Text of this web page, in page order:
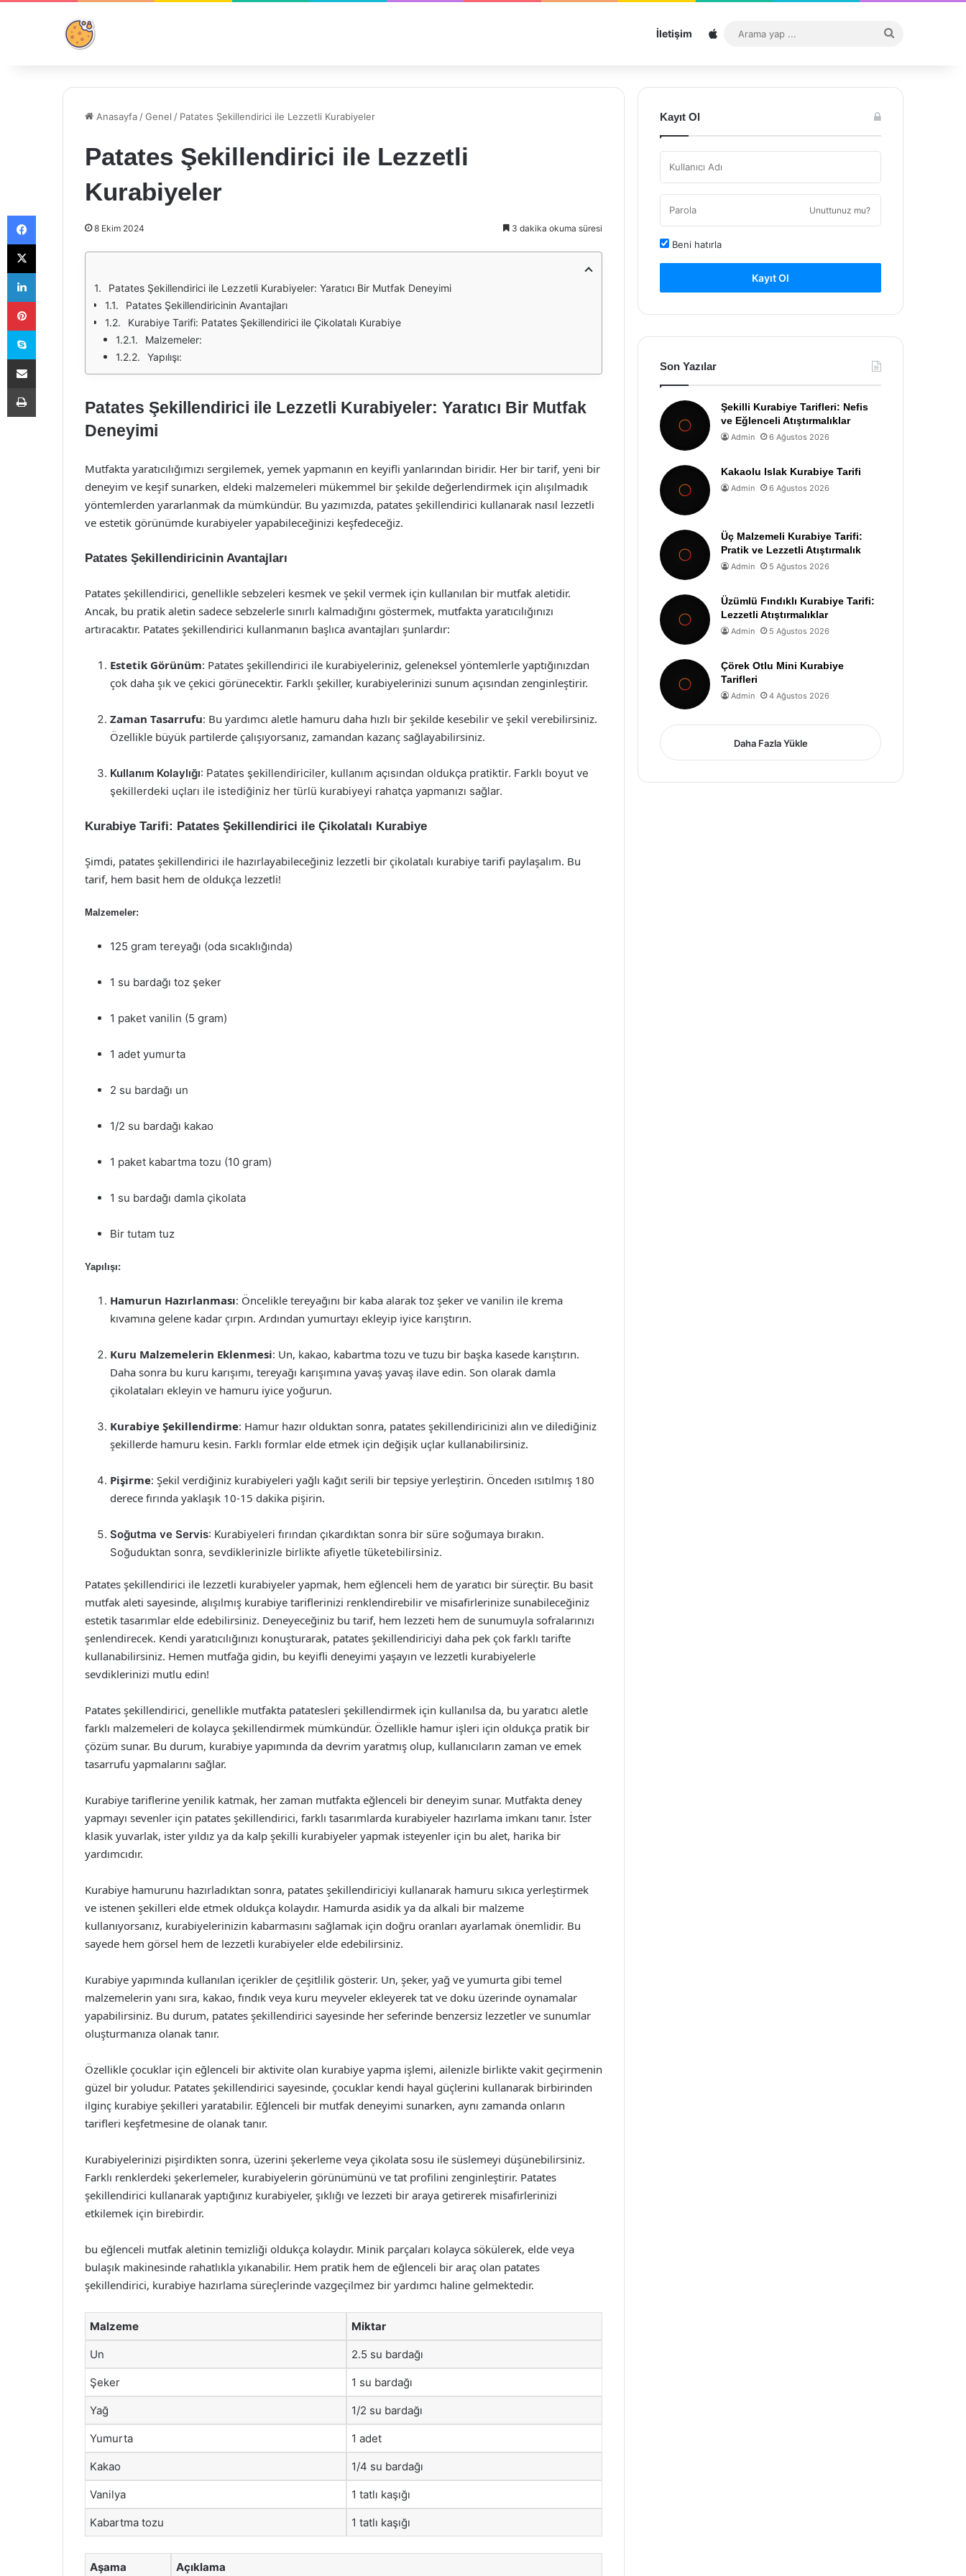
İletişim Sitemap
...
Anasayfa /Genel / Patates Şekillendirici ile Lezzetli Kurabiyeler
Patates Şekillendirici ile Lezzetli
Kurabiyeler
8 Ekim 2024 3 dakika okuma süresi
Patates Şekillendirici ile Lezzetli Kurabiyeler: Yaratıcı Bir Mutfak Deneyimi
Patates Şekillendiricinin Avantajları
Kurabiye Tarifi: Patates Şekillendirici ile Çikolatalı Kurabiye
Malzemeler:
Yapılışı:
Patates Şekillendirici ile Lezzetli Kurabiyeler: Yaratıcı Bir Mutfak
Deneyimi
Mutfakta yaratıcılığımızı sergilemek, yemek yapmanın en keyifli yanlarından biridir. Her bir tarif, yeni bir
deneyim ve keşif sunarken, eldeki malzemeleri mükemmel bir şekilde değerlendirmek için alışılmadık
yöntemlerden yararlanmak da mümkündür. Bu yazımızda, patates şekillendirici kullanarak nasıl lezzetli
ve estetik görünümde kurabiyeler yapabileceğinizi keşfedeceğiz.
Patates Şekillendiricinin Avantajları
Patates şekillendirici, genellikle sebzeleri kesmek ve şekil vermek için kullanılan bir mutfak aletidir.
Ancak, bu pratik aletin sadece sebzelerle sınırlı kalmadığını göstermek, mutfakta yaratıcılığınızı
artıracaktır. Patates şekillendirici kullanmanın başlıca avantajları şunlardır:
Estetik Görünüm: Patates şekillendirici ile kurabiyeleriniz, geleneksel yöntemlerle yaptığınızdan
çok daha şık ve çekici görünecektir. Farklı şekiller, kurabiyelerinizi sunum açısından zenginleştirir.
Zaman Tasarrufu: Bu yardımcı aletle hamuru daha hızlı bir şekilde kesebilir ve şekil verebilirsiniz.
Özellikle büyük partilerde çalışıyorsanız, zamandan kazanç sağlayabilirsiniz.
Kullanım Kolaylığı: Patates şekillendiriciler, kullanım açısından oldukça pratiktir. Farklı boyut ve
şekillerdeki uçları ile istediğiniz her türlü kurabiyeyi rahatça yapmanızı sağlar.
Kurabiye Tarifi: Patates Şekillendirici ile Çikolatalı Kurabiye
Şimdi, patates şekillendirici ile hazırlayabileceğiniz lezzetli bir çikolatalı kurabiye tarifi paylaşalım. Bu
tarif, hem basit hem de oldukça lezzetli!
Malzemeler:
125 gram tereyağı (oda sıcaklığında)
1 su bardağı toz şeker
1 paket vanilin (5 gram)
1 adet yumurta
2 su bardağı un
1/2 su bardağı kakao
1 paket kabartma tozu (10 gram)
1 su bardağı damla çikolata
Bir tutam tuz
Yapılışı:
Hamurun Hazırlanması: Öncelikle tereyağını bir kaba alarak toz şeker ve vanilin ile krema
kıvamına gelene kadar çırpın. Ardından yumurtayı ekleyip iyice karıştırın.
Kuru Malzemelerin Eklenmesi: Un, kakao, kabartma tozu ve tuzu bir başka kasede karıştırın.
Daha sonra bu kuru karışımı, tereyağı karışımına yavaş yavaş ilave edin. Son olarak damla
çikolataları ekleyin ve hamuru iyice yoğurun.
Kurabiye Şekillendirme: Hamur hazır olduktan sonra, patates şekillendiricinizi alın ve dilediğiniz
şekillerde hamuru kesin. Farklı formlar elde etmek için değişik uçlar kullanabilirsiniz.
Pişirme: Şekil verdiğiniz kurabiyeleri yağlı kağıt serili bir tepsiye yerleştirin. Önceden ısıtılmış 180
derece fırında yaklaşık 10-15 dakika pişirin.
Soğutma ve Servis: Kurabiyeleri fırından çıkardıktan sonra bir süre soğumaya bırakın.
Soğuduktan sonra, sevdiklerinizle birlikte afiyetle tüketebilirsiniz.
Patates şekillendirici ile lezzetli kurabiyeler yapmak, hem eğlenceli hem de yaratıcı bir süreçtir. Bu basit
mutfak aleti sayesinde, alışılmış kurabiye tariflerinizi renklendirebilir ve misafirlerinize sunabileceğiniz
estetik tasarımlar elde edebilirsiniz. Deneyeceğiniz bu tarif, hem lezzeti hem de sunumuyla sofralarınızı
şenlendirecek. Kendi yaratıcılığınızı konuşturarak, patates şekillendiriciyi daha pek çok farklı tarifte
kullanabilirsiniz. Hemen mutfağa gidin, bu keyifli deneyimi yaşayın ve lezzetli kurabiyelerle
sevdiklerinizi mutlu edin!
Patates şekillendirici, genellikle mutfakta patatesleri şekillendirmek için kullanılsa da, bu yaratıcı aletle
farklı malzemeleri de kolayca şekillendirmek mümkündür. Özellikle hamur işleri için oldukça pratik bir
çözüm sunar. Bu durum, kurabiye yapımında da devrim yaratmış olup, kullanıcıların zaman ve emek
tasarrufu yapmalarını sağlar.
Kurabiye tariflerine yenilik katmak, her zaman mutfakta eğlenceli bir deneyim sunar. Mutfakta deney
yapmayı sevenler için patates şekillendirici, farklı tasarımlarda kurabiyeler hazırlama imkanı tanır. İster
klasik yuvarlak, ister yıldız ya da kalp şekilli kurabiyeler yapmak isteyenler için bu alet, harika bir
yardımcıdır.
Kurabiye hamurunu hazırladıktan sonra, patates şekillendiriciyi kullanarak hamuru sıkıca yerleştirmek
ve istenen şekilleri elde etmek oldukça kolaydır. Hamurda asidik ya da alkali bir malzeme
kullanıyorsanız, kurabiyelerinizin kabarmasını sağlamak için doğru oranları ayarlamak önemlidir. Bu
sayede hem görsel hem de lezzetli kurabiyeler elde edebilirsiniz.
Kurabiye yapımında kullanılan içerikler de çeşitlilik gösterir. Un, şeker, yağ ve yumurta gibi temel
malzemelerin yanı sıra, kakao, fındık veya kuru meyveler ekleyerek tat ve doku üzerinde oynamalar
yapabilirsiniz. Bu durum, patates şekillendirici sayesinde her seferinde benzersiz lezzetler ve sunumlar
oluşturmanıza olanak tanır.
Özellikle çocuklar için eğlenceli bir aktivite olan kurabiye yapma işlemi, ailenizle birlikte vakit geçirmenin
güzel bir yoludur. Patates şekillendirici sayesinde, çocuklar kendi hayal güçlerini kullanarak birbirinden
ilginç kurabiye şekilleri yaratabilir. Eğlenceli bir mutfak deneyimi sunarken, aynı zamanda onların
tarifleri keşfetmesine de olanak tanır.
Kurabiyelerinizi pişirdikten sonra, üzerini şekerleme veya çikolata sosu ile süslemeyi düşünebilirsiniz.
Farklı renklerdeki şekerlemeler, kurabiyelerin görünümünü ve tat profilini zenginleştirir. Patates
şekillendirici kullanarak yaptığınız kurabiyeler, şıklığı ve lezzeti bir araya getirerek misafirlerinizi
etkilemek için birebirdir.
bu eğlenceli mutfak aletinin temizliği oldukça kolaydır. Minik parçaları kolayca sökülerek, elde veya
bulaşık makinesinde rahatlıkla yıkanabilir. Hem pratik hem de eğlenceli bir araç olan patates
şekillendirici, kurabiye hazırlama süreçlerinde vazgeçilmez bir yardımcı haline gelmektedir.
Malzeme Miktar
Un 2.5 su bardağı
Şeker 1 su bardağı
Yağ 1/2 su bardağı
Yumurta 1 adet
Kakao 1/4 su bardağı
Vanilya 1 tatlı kaşığı
Kabartma tozu 1 tatlı kaşığı
Aşama Açıklama
Kayıt Ol
Unuttunuz mu?
Beni hatırla
Kayıt Ol
Son Yazılar
Şekilli Kurabiye Tarifleri: Nefis
ve Eğlenceli Atıştırmalıklar
Admin 6 Ağustos 2026
Kakaolu Islak Kurabiye Tarifi
Admin 6 Ağustos 2026
Üç Malzemeli Kurabiye Tarifi:
Pratik ve Lezzetli Atıştırmalık
Admin 5 Ağustos 2026
Üzümlü Fındıklı Kurabiye Tarifi:
Lezzetli Atıştırmalıklar
Admin 5 Ağustos 2026
Çörek Otlu Mini Kurabiye
Tarifleri
Admin 4 Ağustos 2026
Daha Fazla Yükle
Facebook
X
LinkedIn
Pinterest
Skype
E-Posta ile paylaş